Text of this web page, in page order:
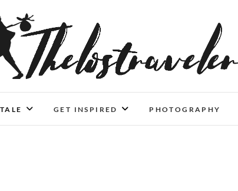
Traveler
GET INSPIRED PHOTOGRAPHY